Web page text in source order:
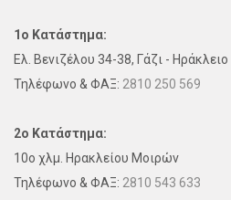
1ο Κατάστημα:
Ελ. Βενιζέλου 34-38, Γάζι - Ηράκλειο
Τηλέφωνo & ΦΑΞ: 2810 250 569
2ο Κατάστημα:
10ο χλμ. Ηρακλείου Μοιρών
Τηλέφωνo & ΦΑΞ: 2810 543 633